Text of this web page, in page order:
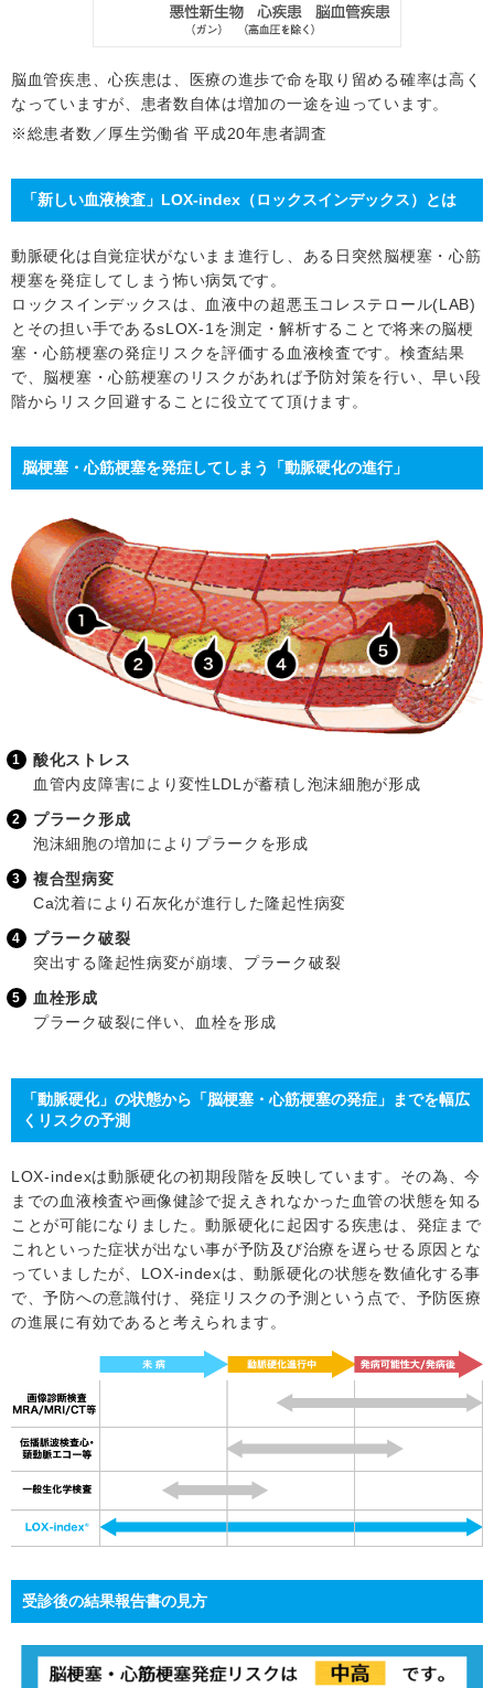
脳血管疾患、心疾患は、医療の進歩で命を取り留める確率は高く
なっていますが、患者数自体は増加の一途を辿っています。
※総患者数／厚生労働省 平成20年患者調査
「新しい血液検査」LOX-index（ロックスインデックス）とは
動脈硬化は自覚症状がないまま進行し、ある日突然脳梗塞・心筋
梗塞を発症してしまう怖い病気です。
ロックスインデックスは、血液中の超悪玉コレステロール(LAB)
とその担い手であるsLOX-1を測定・解析することで将来の脳梗
塞・心筋梗塞の発症リスクを評価する血液検査です。検査結果
で、脳梗塞・心筋梗塞のリスクがあれば予防対策を行い、早い段
階からリスク回避することに役立てて頂けます。
脳梗塞・心筋梗塞を発症してしまう「動脈硬化の進行」
1
酸化ストレス
血管内皮障害により変性LDLが蓄積し泡沫細胞が形成
2
プラーク形成
泡沫細胞の増加によりプラークを形成
3
複合型病変
Ca沈着により石灰化が進行した隆起性病変
4
プラーク破裂
突出する隆起性病変が崩壊、プラーク破裂
5
血栓形成
プラーク破裂に伴い、血栓を形成
「動脈硬化」の状態から「脳梗塞・心筋梗塞の発症」までを幅広
くリスクの予測
LOX-indexは動脈硬化の初期段階を反映しています。その為、今
までの血液検査や画像健診で捉えきれなかった血管の状態を知る
ことが可能になりました。動脈硬化に起因する疾患は、発症まで
これといった症状が出ない事が予防及び治療を遅らせる原因とな
っていましたが、LOX-indexは、動脈硬化の状態を数値化する事
で、予防への意識付け、発症リスクの予測という点で、予防医療
の進展に有効であると考えられます。
受診後の結果報告書の見方